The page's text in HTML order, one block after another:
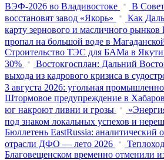
ВЭФ‑2026 во Владивостоке
В
восстановят завод «Якорь»
Как
карту зернового и масличного рынков
пропал на большой воде в
Строительство ТЭС для БАМа в
30%
Востокгосплан: Дальний
выхода из кадрового кризиса в
3 августа 2026: угольная
Штормовое предупреждение в
юг накроют ливни и грозы
под знаком локальных успехов и
Бюллетень EastRussia: аналитический
отрасли ДФО — лето 2026
Благовещенском временно отменили